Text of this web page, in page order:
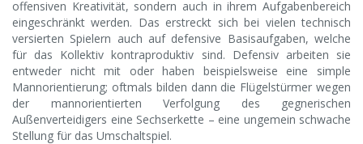
offensiven Kreativität, sondern auch in ihrem Aufgabenbereich
eingeschränkt werden. Das erstreckt sich bei vielen technisch
versierten Spielern auch auf defensive Basisaufgaben, welche
für das Kollektiv kontraproduktiv sind. Defensiv arbeiten sie
entweder nicht mit oder haben beispielsweise eine simple
Mannorientierung; oftmals bilden dann die Flügelstürmer wegen
der mannorientierten Verfolgung des gegnerischen
Außenverteidigers eine Sechserkette – eine ungemein schwache
Stellung für das Umschaltspiel.